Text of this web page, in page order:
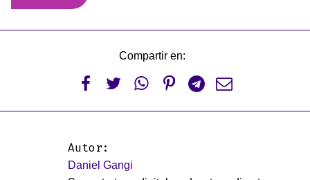
Compartir en:
     
Autor:
Daniel Gangi